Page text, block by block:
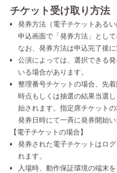
チケット受け取り方法
発券方法（電子チケットある
申込画面で「発券方法」とし
なお、発券方法は申込完了後
公演によっては、選択できる
いる場合があります。
整理番号チケットの場合、先
時点もしくは抽選の結果当選
始されます。指定席チケット
発券日時にて一斉に発券開始い
【電子チケットの場合】
発券された電子チケットはロ
れます。
入場時、動作保証環境の端末